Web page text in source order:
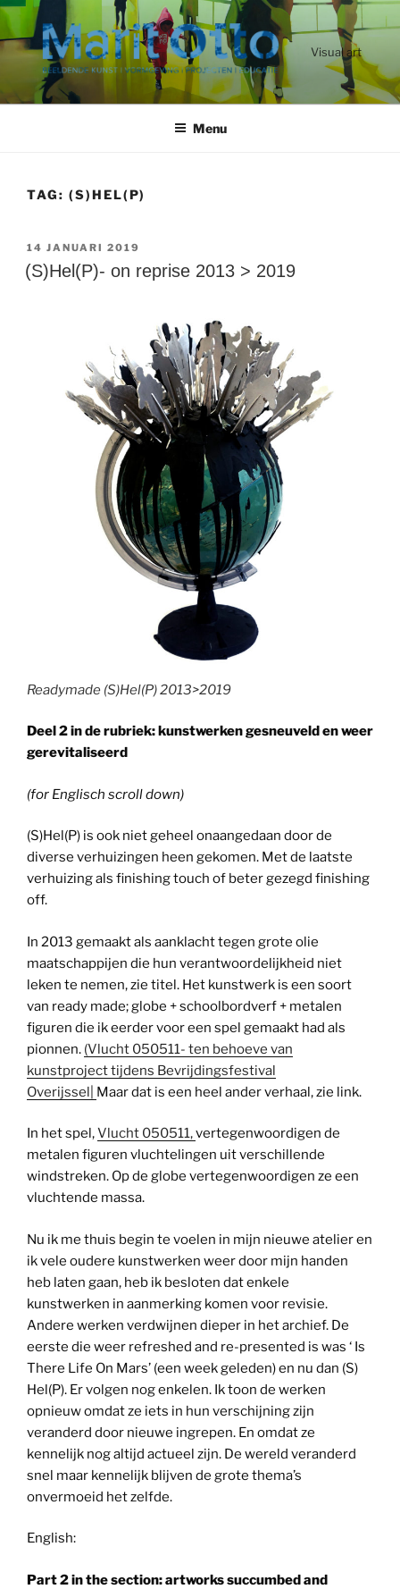
Ga
naar
de
Visual art
Menu
TAG: (S)HEL(P)
GEPLAATST
OP
14 JANUARI 2019
(S)Hel(P)- on reprise 2013 > 2019
Readymade (S)Hel(P) 2013>2019
Deel 2 in de rubriek: kunstwerken gesneuveld en weer
gerevitaliseerd
(for Englisch scroll down)
(S)Hel(P) is ook niet geheel onaangedaan door de
diverse verhuizingen heen gekomen. Met de laatste
verhuizing als finishing touch of beter gezegd finishing
off.
In 2013 gemaakt als aanklacht tegen grote olie
maatschappijen die hun verantwoordelijkheid niet
leken te nemen, zie titel. Het kunstwerk is een soort
van ready made; globe + schoolbordverf + metalen
figuren die ik eerder voor een spel gemaakt had als
pionnen. (Vlucht 050511- ten behoeve van
kunstproject tijdens Bevrijdingsfestival
Overijssel| Maar dat is een heel ander verhaal, zie link.
In het spel,Vlucht 050511,vertegenwoordigen de
metalen figuren vluchtelingen uit verschillende
windstreken. Op de globe vertegenwoordigen ze een
vluchtende massa.
Nu ik me thuis begin te voelen in mijn nieuwe atelier en
ik vele oudere kunstwerken weer door mijn handen
heb laten gaan, heb ik besloten dat enkele
kunstwerken in aanmerking komen voor revisie.
Andere werken verdwijnen dieper in het archief. De
eerste die weer refreshed and re-presented is was ‘ Is
There Life On Mars’ (een week geleden) en nu dan (S)
Hel(P). Er volgen nog enkelen. Ik toon de werken
opnieuw omdat ze iets in hun verschijning zijn
veranderd door nieuwe ingrepen. En omdat ze
kennelijk nog altijd actueel zijn. De wereld veranderd
snel maar kennelijk blijven de grote thema’s
onvermoeid het zelfde.
English:
Part 2 in the section: artworks succumbed and